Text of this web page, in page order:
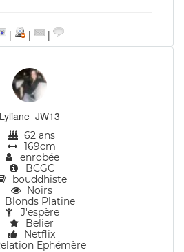
| | |
Lyliane_JW13
62 ans
169cm
enrobée
BCGC
bouddhiste
Noirs
Blonds Platine
J'espère
Belier
Netflix
Ephémère